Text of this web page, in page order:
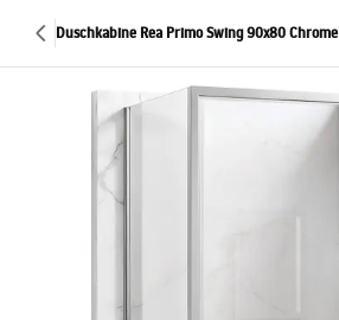
Duschkabine Rea Primo Swing 90x80 Chrome